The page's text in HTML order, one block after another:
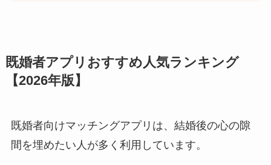
既婚者アプリおすすめ人気ランキング
【2026年版】
既婚者向けマッチングアプリは、結婚後の心の隙
間を埋めたい人が多く利用しています。